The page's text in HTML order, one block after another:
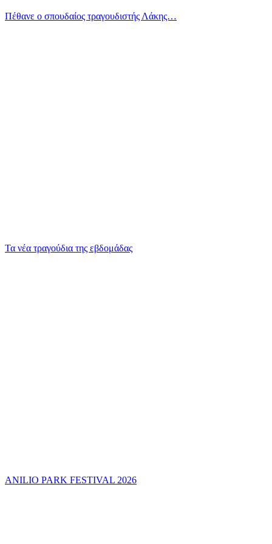
Πέθανε ο σπουδαίος τραγουδιστής Λάκης…
Τα νέα τραγούδια της εβδομάδας
ANILIO PARK FESTIVAL 2026